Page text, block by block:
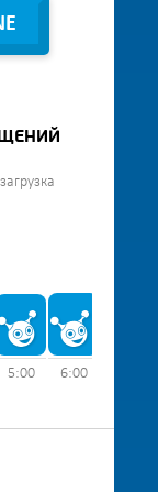
5:00 6:00